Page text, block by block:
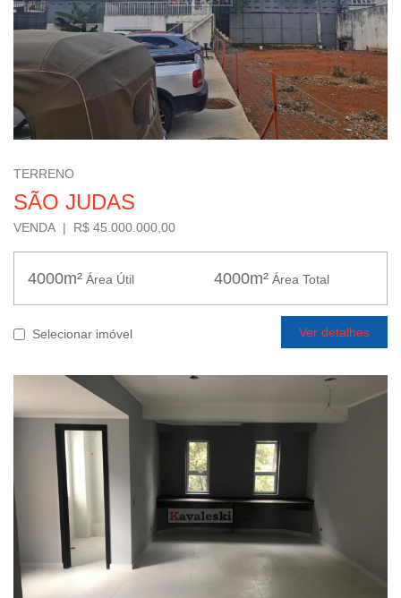
TERRENO
SÃO JUDAS
VENDA | R$ 45.000.000,00
4000m² Área Útil 4000m² Área Total
Selecionar imóvel Ver detalhes